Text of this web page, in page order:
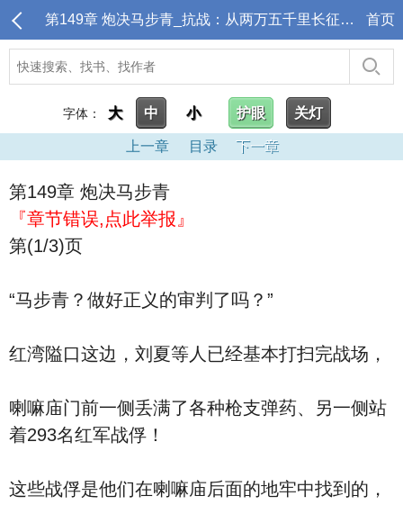
第149章 炮决马步青_抗战：从两万五千里长征开始 首页
字体： 大 中 小 护眼 关灯
上一章 目录 下一章
第149章 炮决马步青
『章节错误,点此举报』
第(1/3)页
“马步青？做好正义的审判了吗？”
红湾隘口这边，刘夏等人已经基本打扫完战场，
喇嘛庙门前一侧丢满了各种枪支弹药、另一侧站
着293名红军战俘！
这些战俘是他们在喇嘛庙后面的地牢中找到的，